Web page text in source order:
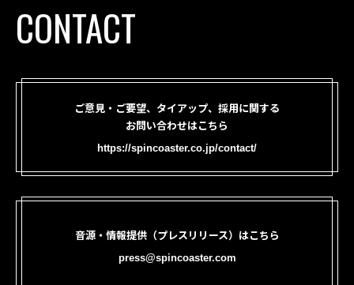
CONTACT
ご意見・ご要望、タイアップ、採用に関する
お問い合わせはこちら
https://spincoaster.co.jp/contact/
音源・情報提供（プレスリリース）はこちら
press@spincoaster.com